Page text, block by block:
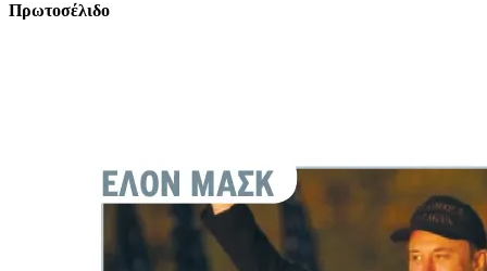
Πρωτοσέλιδο